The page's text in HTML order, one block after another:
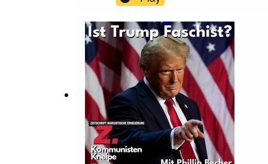
Preußen44:56 Gothaer
Programm1:07:24 Beginn der
Marxismus1:14:10 Kapitulation vor dem
Abendroth zum Aufstieg und zur Krise der
historische Entwicklung eintauchen. Im
theoretischen Auseinandersetzungen zwischen Lassalle,
aber sehr über Spenden für unsere